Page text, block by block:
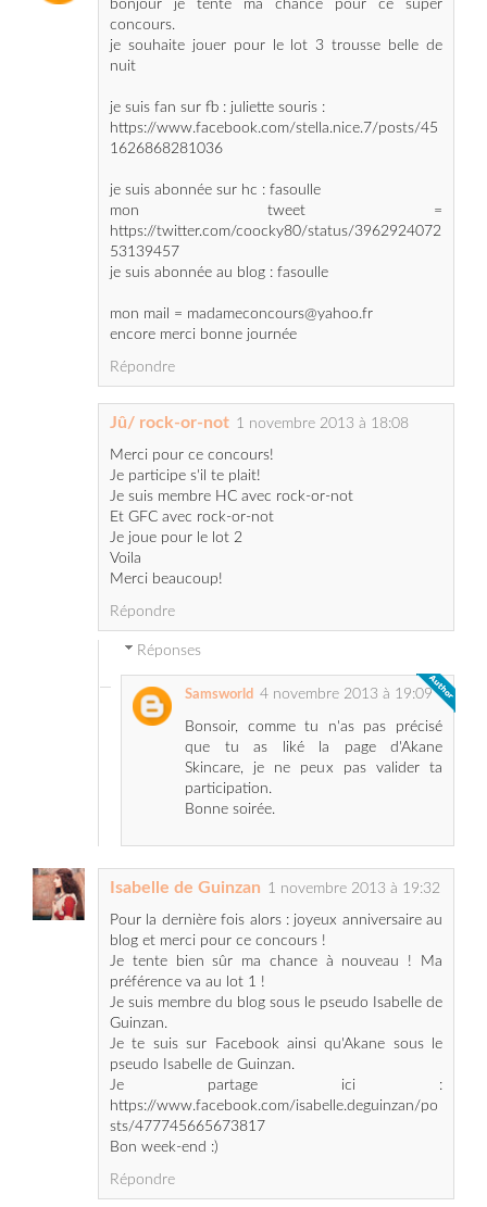
je suis fan sur fb : juliette souris :
https://www.facebook.com/stella.nice.7/posts/45
je suis abonnée sur hc : fasoulle
mon tweet =
53139457
je suis abonnée au blog : fasoulle
mon mail = madameconcours@yahoo.fr
encore merci bonne journée
Merci pour ce concours!
Je participe s'il te plait!
Je suis membre HC avec rock-or-not
Et GFC avec rock-or-not
Je joue pour le lot 2
Voila
Merci beaucoup!
Répondre
Réponses
Bonsoir, comme tu n'as pas précisé
que tu as liké la page d'Akane
Skincare, je ne peux pas valider ta
participation.
Bonne soirée.
Isabelle de Guinzan 1 novembre 2013 à 19:32
Pour la dernière fois alors : joyeux anniversaire au
blog et merci pour ce concours !
Je tente bien sûr ma chance à nouveau ! Ma
préférence va au lot 1 !
Je suis membre du blog sous le pseudo Isabelle de
Guinzan.
Je te suis sur Facebook ainsi qu'Akane sous le
pseudo Isabelle de Guinzan.
Je partage ici :
https://www.facebook.com/isabelle.deguinzan/po
sts/477745665673817
Bon week-end :)
Répondre
Bonjour